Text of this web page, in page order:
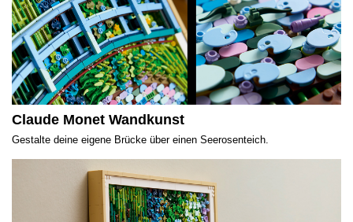
Claude Monet Wandkunst
Gestalte deine eigene Brücke über einen Seerosenteich.